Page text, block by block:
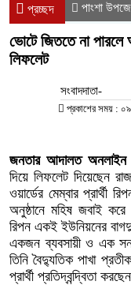
প্রচ্ছদ পাংশা
ভোটে জিততে না পারলে
লিফলেট
সংবাদদাতা-
প্রকাশের সময় :
জনতার আদালত অনলাইন
দিয়ে লিফলেট দিয়েছেন
ওয়ার্ডের মেম্বার
অনুষ্ঠানে মহিষ জবাই
রিপন একই ইউনিয়নের
একজন ব্যবসায়ী ও এক
তিনি বৈদ্যুতিক পাখা
প্রার্থী প্রতিদ্বন্দ্বিতা